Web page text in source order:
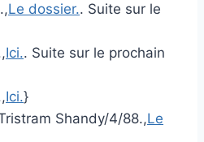
Le dossier.. Suite sur le
Ici.. Suite sur le prochain
Ici.}
Shandy/4/88.,Le